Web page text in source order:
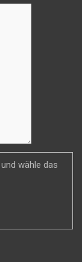
wähle das